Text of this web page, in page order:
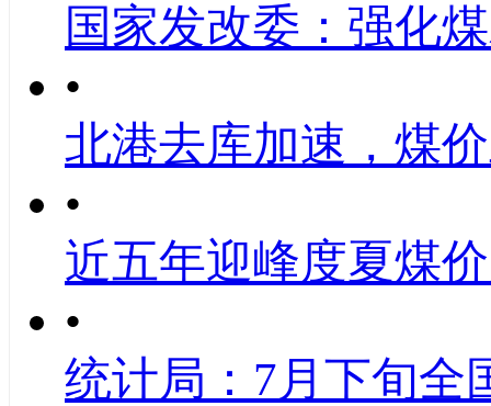
国家发改委：强化
•
北港去库加速，煤
•
近五年迎峰度夏煤
•
统计局：7月下旬全